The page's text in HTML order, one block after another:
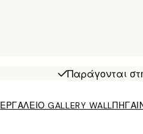
Παράγονται
ΕΡΓΑΛΕΙΟ GALLERY WALL